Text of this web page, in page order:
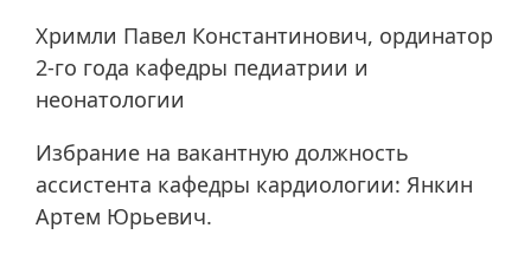
Хримли Павел Константинович, ординатор
2-го года кафедры педиатрии и
неонатологии
Избрание на вакантную должность
ассистента кафедры кардиологии: Янкин
Артем Юрьевич.